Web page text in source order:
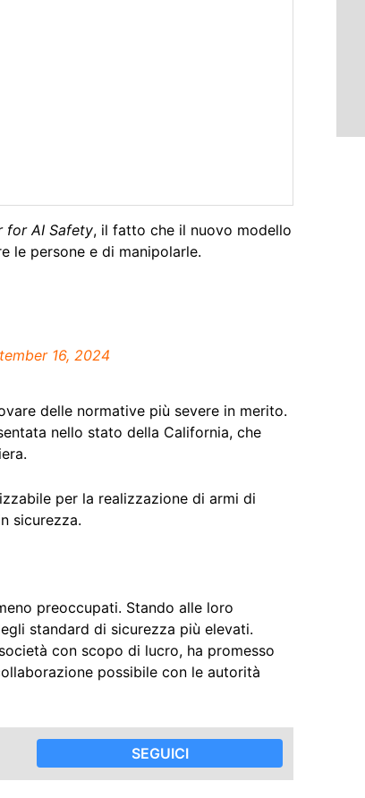
for AI Safety, il fatto che il nuovo modello
le persone e di manipolarle.
16, 2024
delle normative più severe in merito.
nello stato della California, che
per la realizzazione di armi di
sicurezza.
preoccupati. Stando alle loro
standard di sicurezza più elevati.
con scopo di lucro, ha promesso
possibile con le autorità
SEGUICI